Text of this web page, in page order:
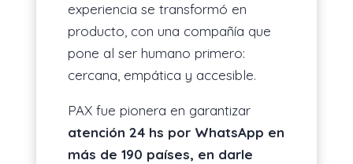
experiencia se transformó en
producto, con una compañía que
pone al ser humano primero:
cercana, empática y accesible.
PAX fue pionera en garantizar
atención 24 hs por WhatsApp en
más de 190 países, en darle